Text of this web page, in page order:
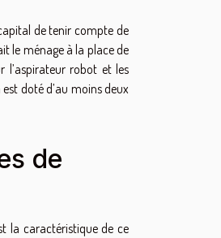
de tenir compte de
le ménage à la place de
l’aspirateur robot et les
doté d’au moins deux
de
la caractéristique de ce